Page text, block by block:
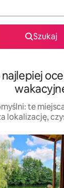
Szukaj
najlepiej
te
lokalizację,